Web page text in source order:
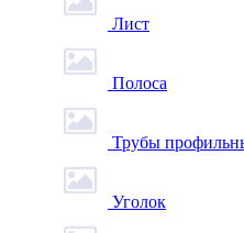
Лист
Полоса
Трубы
Уголок